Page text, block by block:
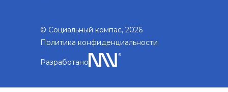
© Социальный компас, 2026
Политика конфиденциальности
Разработано